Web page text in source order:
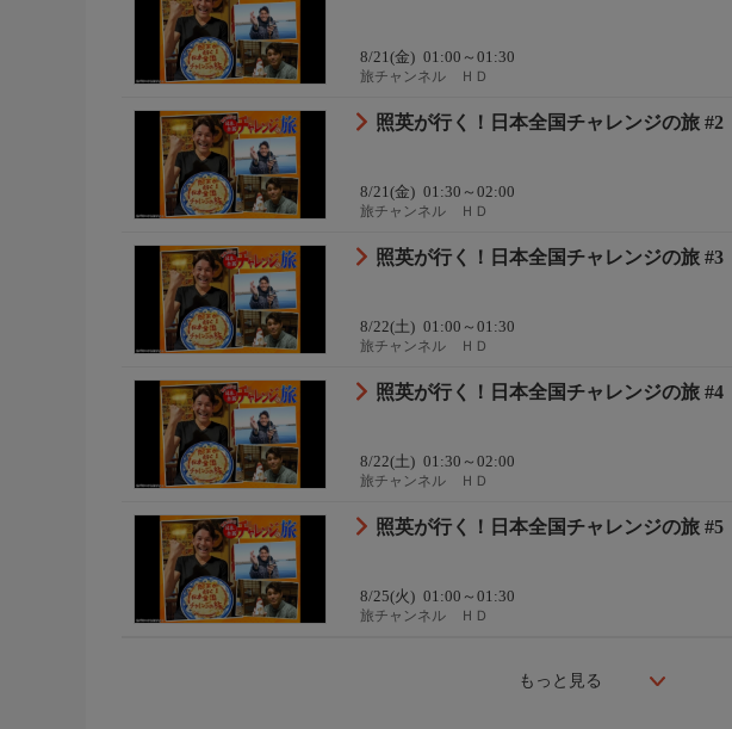
＜旅人＞照英（しょうえい）
8/21(金) 01:00～01:30
旅チャンネル ＨＤ
照英が行く！日本全国チャレンジの旅 #2
8/21(金) 01:30～02:00
旅チャンネル ＨＤ
照英が行く！日本全国チャレンジの旅 #3
8/22(土) 01:00～01:30
旅チャンネル ＨＤ
照英が行く！日本全国チャレンジの旅 #4
8/22(土) 01:30～02:00
旅チャンネル ＨＤ
照英が行く！日本全国チャレンジの旅 #5
8/25(火) 01:00～01:30
旅チャンネル ＨＤ
もっと見る